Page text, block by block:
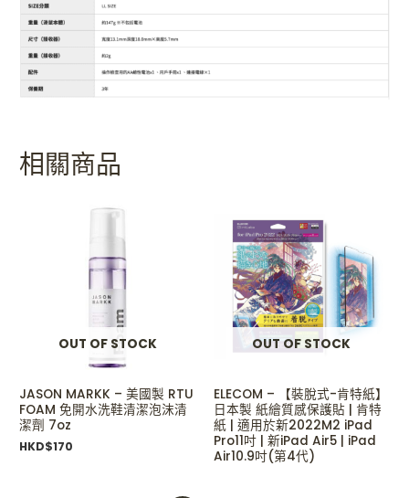
相關商品
OUT OF STOCK
JASON MARKK – 美國製 RTU
FOAM 免開水洗鞋清潔泡沫清
潔劑 7oz
HKD$170
OUT OF STOCK
ELECOM – 【裝脫式-肯特紙】
日本製 紙繪質感保護貼 | 肯特
紙 | 適用於新2022M2 iPad
Pro11吋 | 新iPad Air5 | iPad
Air10.9吋(第4代)